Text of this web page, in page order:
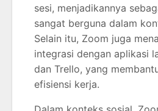
sesi, menjadikannya
sangat berguna dalam
Selain itu, Zoom juga
integrasi dengan aplikasi
dan Trello, yang
efisiensi kerja.